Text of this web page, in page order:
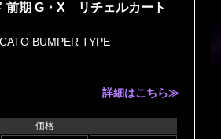
前期 G・X リチェルカート
BUMPER TYPE
詳細はこちら≫
価格